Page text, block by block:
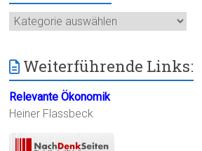
Kategorien
Weiterführende Links:
Relevante Ökonomik
Heiner Flassbeck